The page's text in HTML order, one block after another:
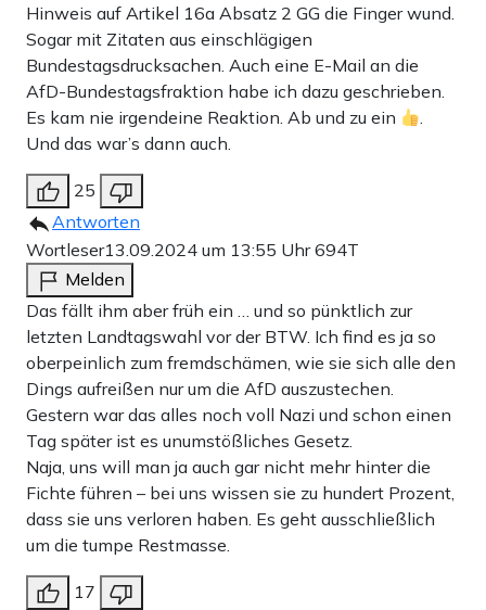
Hinweis auf Artikel 16a Absatz 2 GG die Finger wund.
Sogar mit Zitaten aus einschlägigen
Bundestagsdrucksachen. Auch eine E-Mail an die
AfD-Bundestagsfraktion habe ich dazu geschrieben.
Es kam nie irgendeine Reaktion. Ab und zu ein
.
Und das war’s dann auch.
25
Antworten
Wortleser13.09.2024 um 13:55 Uhr694T
Melden
Das fällt ihm aber früh ein … und so pünktlich zur
letzten Landtagswahl vor der BTW. Ich find es ja so
oberpeinlich zum fremdschämen, wie sie sich alle den
Dings aufreißen nur um die AfD auszustechen.
Gestern war das alles noch voll Nazi und schon einen
Tag später ist es unumstößliches Gesetz.
Naja, uns will man ja auch gar nicht mehr hinter die
Fichte führen – bei uns wissen sie zu hundert Prozent,
dass sie uns verloren haben. Es geht ausschließlich
um die tumpe Restmasse.
17